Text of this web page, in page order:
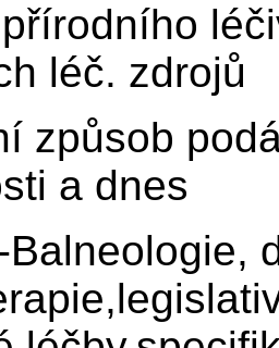
přírodního
léč. zdrojů
způsob
a dnes
Balneologie,